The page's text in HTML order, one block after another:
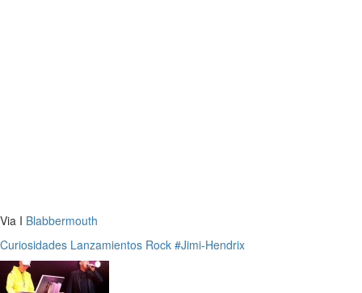
Via I Blabbermouth
Curiosidades Lanzamientos Rock #Jimi-Hendrix